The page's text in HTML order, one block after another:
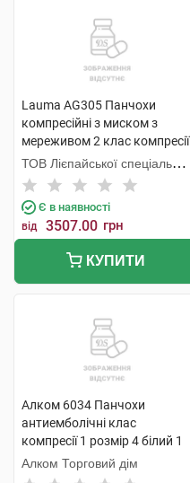
Lauma AG305 Панчохи
компресійні з миском з
мереживом 2 клас компресії
колір натуральний розмір 1D
1 пара
ТОВ Лієпайської спеціальної
економічної зони Лаума
Медікал,
Є в наявності
від 3507.00 грн
КУПИТИ
Алком 6034 Панчохи
антиемболічні клас
компресії 1 розмір 4 білий 1
пара
Алком Торговий дім